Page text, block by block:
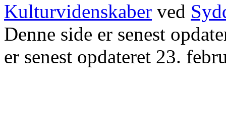
Kulturvidenskaber ved
Denne side er senest
er senest opdateret 23.